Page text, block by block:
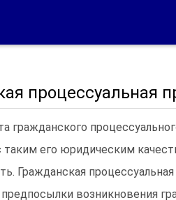
процессуальная
гражданского
его юридическим
Гражданская
возникновения